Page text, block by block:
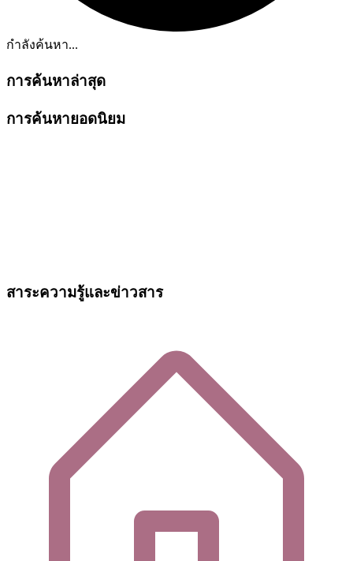
กำลังค้นหา...
การค้นหาล่าสุด
การค้นหายอดนิยม
สาระความรู้และข่าวสาร